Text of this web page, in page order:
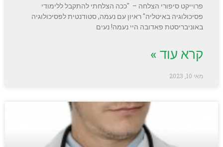
פרוייקט סיפורי הצלחה – "ככה הצלחתי להתקבל ללימודי
פסיכולוגיה באיטליה" ראיון עם נעמה, סטודנטית לפסיכולוגיה
באוניבריסטת פאדובה היי נעמה! נעים
קרא עוד »
מאי 10, 2023